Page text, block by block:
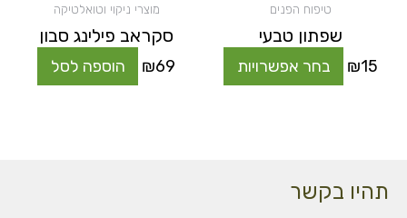
טיפוח הפנים
שפתון טבעי
₪15 בחר אפשרויות
מוצרי ניקוי וטואלטיקה
סקראב פילינג סבון
₪69 הוספה לסל
תהיו בקשר